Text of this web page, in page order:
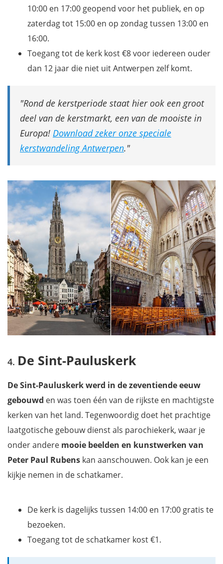
10:00 en 17:00 geopend voor het publiek, en op
zaterdag tot 15:00 en op zondag tussen 13:00 en
16:00.
Toegang tot de kerk kost €8 voor iedereen ouder
dan 12 jaar die niet uit Antwerpen zelf komt.
Rond de kerstperiode staat hier ook een groot
deel van de kerstmarkt, een van de mooiste in
Europa! Download zeker onze speciale
kerstwandeling Antwerpen.
De Sint-Pauluskerk
De Sint-Pauluskerk werd in de zeventiende eeuw
gebouwd en was toen één van de rijkste en machtigste
kerken van het land. Tegenwoordig doet het prachtige
laatgotische gebouw dienst als parochiekerk, waar je
onder andere mooie beelden en kunstwerken van
Peter Paul Rubens kan aanschouwen. Ook kan je een
kijkje nemen in de schatkamer.
De kerk is dagelijks tussen 14:00 en 17:00 gratis te
bezoeken.
Toegang tot de schatkamer kost €1.